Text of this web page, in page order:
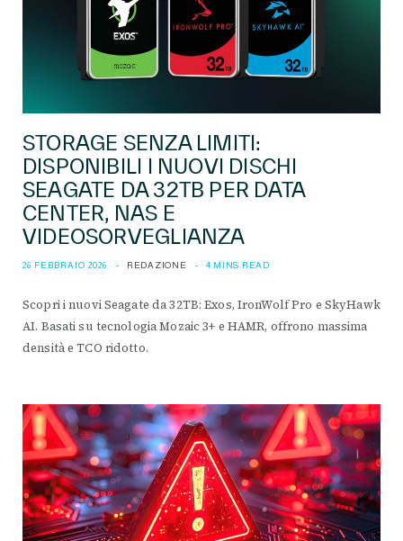
STORAGE SENZA LIMITI:
DISPONIBILI I NUOVI DISCHI
SEAGATE DA 32TB PER DATA
CENTER, NAS E
VIDEOSORVEGLIANZA
26 FEBBRAIO 2026 REDAZIONE 4 MINS READ
Scopri i nuovi Seagate da 32TB: Exos, IronWolf Pro e SkyHawk
AI. Basati su tecnologia Mozaic 3+ e HAMR, offrono massima
densità e TCO ridotto.